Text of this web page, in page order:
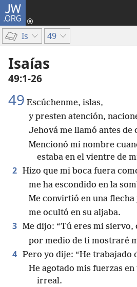
JW.ORG
Is 49
Isaías
49:1-26
49 Escúchenme, islas,
y presten atención,
Jehová me llamó antes de
Mencionó mi nombre
estaba en el vientre de
2 Hizo que mi boca fuera
me ha escondido en la
Me convirtió en una flecha
me ocultó en su aljaba.
3 Me dijo: “Tú eres mi siervo,
por medio de ti mostraré
4 Pero yo dije: “He trabajado
He agotado mis fuerzas
irreal.